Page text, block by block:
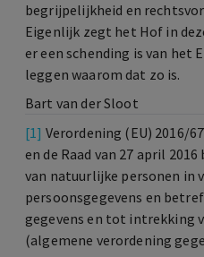
begrijpelijkheid en
Eigenlijk zegt het Hof in
er een schending is van het
leggen waarom dat zo is.
Bart van der Sloot
[1] Verordening (EU) 2016/
en de Raad van 27 april
van natuurlijke personen in
persoonsgegevens en
gegevens en tot intrekking
(algemene verordening